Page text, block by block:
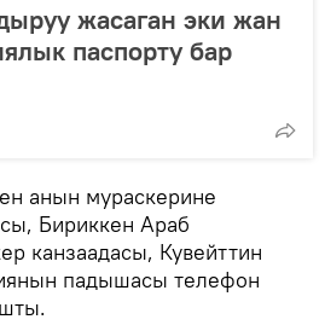
жасаган эки жан
паспорту бар
анын мураскерине
Бириккен Араб
канзаадасы, Кувейттин
падышасы телефон